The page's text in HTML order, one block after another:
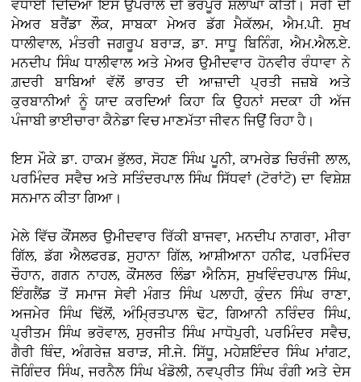
ਵਧਾਈ ਦਿੰਦਿਆਂ ਇਸ ਉਪਰਾਲੇ ਦੀ ਭਰਪੂਰ ਸ਼ਲਾਘਾ ਕੀਤੀ। ਸਰੀ ਦੀ
ਮੇਅਰ ਬਰੈਂਡਾ ਲੌਕ, ਸਾਬਕਾ ਮੇਅਰ ਡੱਗ ਮੈਕੱਲਮ, ਐਮ.ਪੀ. ਸੁਖ
ਧਾਲੀਵਾਲ, ਮੰਤਰੀ ਜਗਰੂਪ ਬਰਾੜ, ਡਾ. ਸਾਧੂ ਬਿਨਿੰਗ, ਐਮ.ਐਲ.ਏ.
ਮਨਦੀਪ ਸਿੰਘ ਧਾਲੀਵਾਲ ਅਤੇ ਮੇਅਰ ਉਮੀਦਵਾਰ ਹੋਨਵੀਰ ਰੰਧਾਵਾ ਨੇ
ਗ਼ਦਰੀ ਬਾਬਿਆਂ ਵੱਲੋਂ ਭਾਰਤ ਦੀ ਆਜ਼ਾਦੀ ਪ੍ਰਤੀ ਜਜ਼ਬੇ ਅਤੇ
ਕੁਰਬਾਨੀਆਂ ਨੂੰ ਯਾਦ ਕਰਦਿਆਂ ਕਿਹਾ ਕਿ ਉਹਨਾਂ ਸਦਕਾ ਹੀ ਅੱਜ
ਪੰਜਾਬੀ ਭਾਈਚਾਰਾ ਕੈਨੇਡਾ ਵਿਚ ਮਾਣਮੱਤਾ ਜੀਵਨ ਜਿਉਂ ਰਿਹਾ ਹੈ।
ਇਸ ਮੌਕੇ ਡਾ. ਹਾਕਮ ਭੁੱਲਰ, ਸੋਹਣ ਸਿੰਘ ਪੂਨੀ, ਕਾਮਰੇਡ ਚਿਰੰਜੀ ਲਾਲ,
ਪਰਮਿੰਦਰ ਸਵੈਚ ਅਤੇ ਸਤਿੰਦਰਪਾਲ ਸਿੰਘ ਸਿੱਧਵਾਂ (ਟੋਰਾਂਟੋ) ਦਾ ਵਿਸ਼ੇਸ਼
ਸਨਮਾਨ ਕੀਤਾ ਗਿਆ।
ਮੇਲੇ ਵਿੱਚ ਕੌਂਸਲਰ ਉਮੀਦਵਾਰ ਰਿੱਕੀ ਬਾਜਵਾ, ਮਨਦੀਪ ਨਾਗਰਾ, ਮੀਰਾ
ਗਿੱਲ, ਡੱਗ ਐਲਫਰਡ, ਸੁਹਾਨਾ ਗਿੱਲ, ਆਸ਼ੀਆਨਾ ਹਨੀਫ, ਪਰਮਿੰਦਰ
ਚੌਹਾਨ, ਗਗਨ ਨਾਹਲ, ਕੌਂਸਲਰ ਲਿੰਡਾ ਐਨਿਸ, ਸੁਖਵਿੰਦਰਪਾਲ ਸਿੰਘ,
ਇੰਗਲੈਂਡ ਤੋਂ ਸਮਾਜ ਸੇਵੀ ਮੰਗਤ ਸਿੰਘ ਪਲਾਹੀ, ਕੁੰਦਨ ਸਿੰਘ ਰਾਣਾ,
ਅਜਮੇਰ ਸਿੰਘ ਢਿੱਲੋਂ, ਅੰਮ੍ਰਿਤਪਾਲ ਢੋਟ, ਗਿਆਨੀ ਨਰਿੰਦਰ ਸਿੰਘ,
ਪ੍ਰੀਤਮ ਸਿੰਘ ਭਰੋਵਾਲ, ਸੁਰਜੀਤ ਸਿੰਘ ਮਾਧੋਪੁਰੀ, ਪਰਮਿੰਦਰ ਸਵੈਚ,
ਗੈਰੀ ਥਿੰਦ, ਅੰਗਰੇਜ਼ ਬਰਾੜ, ਸੀ.ਜੇ. ਸਿੱਧੂ, ਮਹੇਸ਼ਇੰਦਰ ਸਿੰਘ ਮਾਂਗਟ,
ਜੋਗਿੰਦਰ ਸਿੰਘ, ਜਰਨੈਲ ਸਿੰਘ ਖੰਡੋਲੀ, ਨਵਪ੍ਰੀਤ ਸਿੰਘ ਰੰਗੀ ਅਤੇ ਦੇਸ